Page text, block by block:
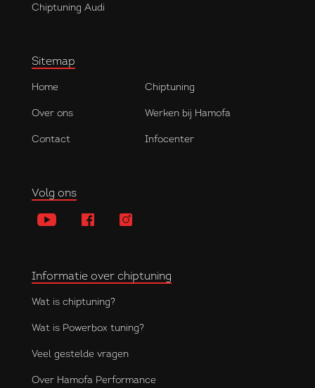
Chiptuning Audi
Sitemap
Home Chiptuning
Over ons Werken bij Hamofa
Contact Infocenter
Volg ons
Informatie over chiptuning
Wat is chiptuning?
Wat is Powerbox tuning?
Veel gestelde vragen
Over Hamofa Performance